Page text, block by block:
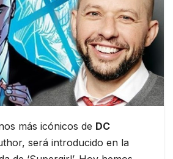
más icónicos de DC
será introducido en la